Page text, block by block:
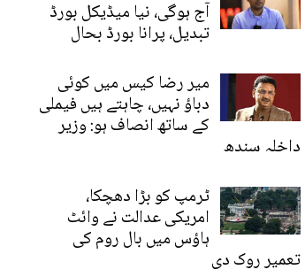
آج ہوگی، نیا میڈیکل بورڈ
تبدیل، پرانا بورڈ بحال
میر رضا کیس میں کوئی
دباؤ نہیں، چاہتے ہیں فیملی
کے ساتھ انصاف ہو: وزیر
داخلہ سندھ
ٹرمپ کو بڑا دھچکا،
امریکی عدالت نے وائٹ
ہاؤس میں بال روم کی
تعمیر روک دی